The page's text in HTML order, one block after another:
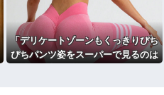
「デリケートゾーンもくっきりぴち
ぴちパンツ姿をスーパーで見るのは